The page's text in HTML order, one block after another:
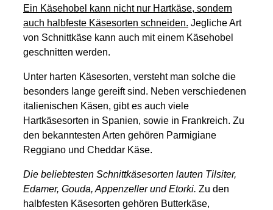
Ein Käsehobel kann nicht nur Hartkäse, sondern
auch halbfeste Käsesorten schneiden. Jegliche Art
von Schnittkäse kann auch mit einem Käsehobel
geschnitten werden.
Unter harten Käsesorten, versteht man solche die
besonders lange gereift sind. Neben verschiedenen
italienischen Käsen, gibt es auch viele
Hartkäsesorten in Spanien, sowie in Frankreich. Zu
den bekanntesten Arten gehören Parmigiane
Reggiano und Cheddar Käse.
Die beliebtesten Schnittkäsesorten lauten Tilsiter,
Edamer, Gouda, Appenzeller und Etorki. Zu den
halbfesten Käsesorten gehören Butterkäse,